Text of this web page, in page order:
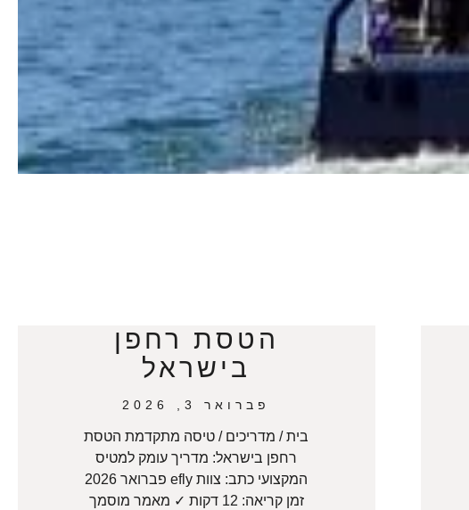
הטסת רחפן
בישראל
פברואר 3, 2026
בית / מדריכים / טיסה מתקדמת הטסת
רחפן בישראל: מדריך עומק למטיס
המקצועי כתב: צוות efly פברואר 2026
זמן קריאה: 12 דקות ✓ מאמר מוסמך